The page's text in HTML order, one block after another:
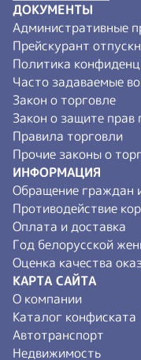
ДОКУМЕНТЫ
Административные
Прейскурант
Политика
Часто задаваемые
Закон о торговле
Закон о защите прав
Правила торговли
Прочие законы о
ИНФОРМАЦИЯ
Обращение граждан
Противодействие
Оплата и доставка
Год белорусской
Оценка качества
КАРТА САЙТА
О компании
Каталог конфиската
Автотранспорт
Недвижимость